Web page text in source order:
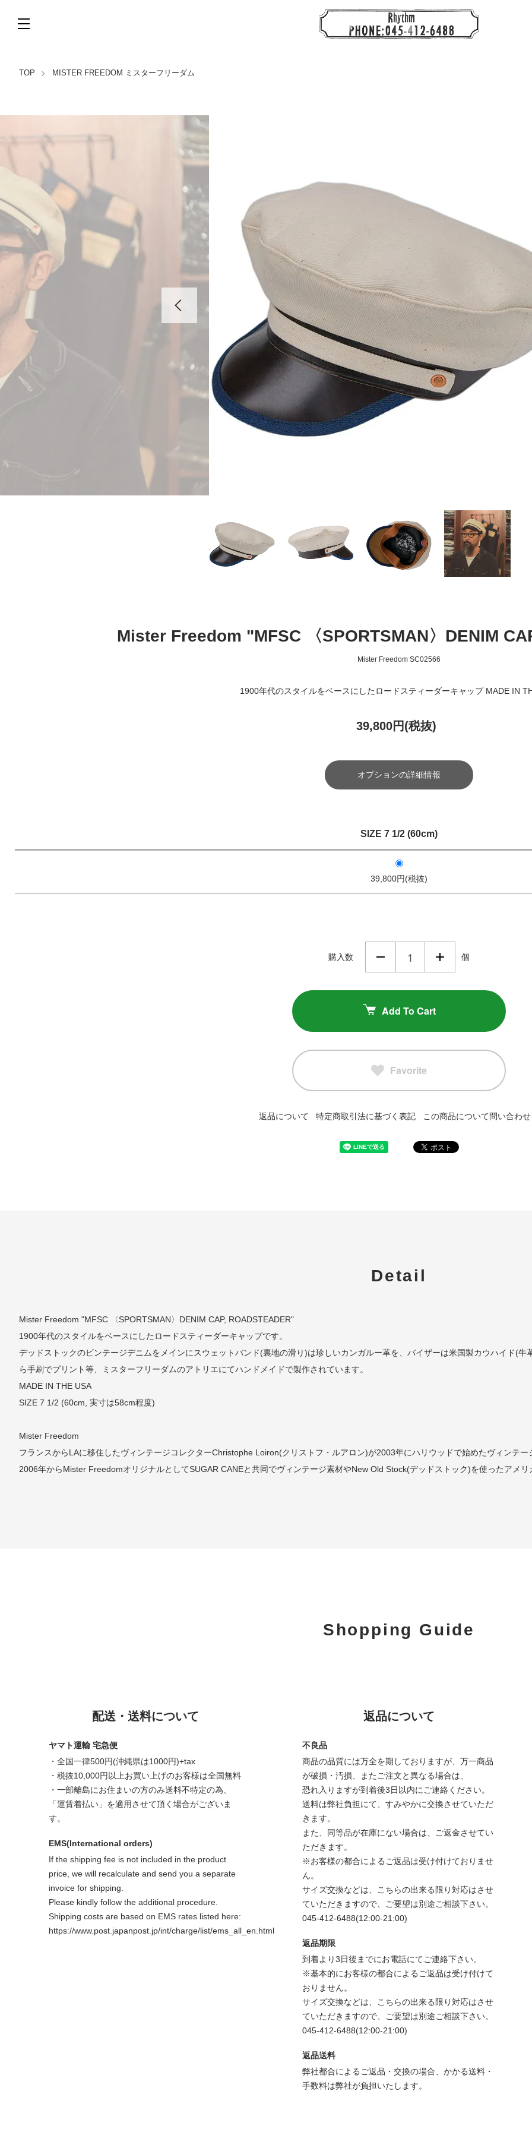
TOP MISTER FREEDOM ミスターフリーダム
Mister Freedom "MFSC 〈SPORTSMAN〉DENIM
Mister Freedom SC02566
1900年代のスタイルをベースにしたロードスティーダーキャップ MADE IN
39,800円(税抜)
オプションの詳細情報
SIZE 7 1/2 (60cm)
39,800円(税抜)
購入数 個
Add To Cart
Favorite
返品について 特定商取引法に基づく表記 この商品について問い合わ
Detail
Mister Freedom "MFSC 〈SPORTSMAN〉DENIM CAP, ROADSTEADER"
1900年代のスタイルをベースにしたロードスティーダーキャップです。
デッドストックのビンテージデニムをメインにスウェットバンド(裏地の滑り)は珍しいカンガルー革を、バイザーは米国製カウハイド(
ら手刷でプリント等、ミスターフリーダムのアトリエにてハンドメイドで製作されています。
MADE IN THE USA
SIZE 7 1/2 (60cm, 実寸は58cm程度)
Mister Freedom
フランスからLAに移住したヴィンテージコレクターChristophe Loiron(クリストフ・ルアロン)が2003年にハリウッドで始めたヴィンテ
2006年からMister FreedomオリジナルとしてSUGAR CANEと共同でヴィンテージ素材やNew Old Stock(デッドストック)を使ったアメ
Shopping Guide
配送・送料について
ヤマト運輸 宅急便
・全国一律500円(沖縄県は1000円)+tax
・税抜10,000円以上お買い上げのお客様は全国無料
・一部離島にお住まいの方のみ送料不特定の為、
「運賃着払い」を適用させて頂く場合がございま
す。
EMS(International orders)
If the shipping fee is not included in the product
price, we will recalculate and send you a separate
invoice for shipping.
Please kindly follow the additional procedure.
Shipping costs are based on EMS rates listed here:
https://www.post.japanpost.jp/int/charge/list/ems_all_en.html
返品について
不良品
商品の品質には万全を期しておりますが、万一商品
が破損・汚損、またご注文と異なる場合は、
恐れ入りますが到着後3日以内にご連絡ください。
送料は弊社負担にて、すみやかに交換させていただ
きます。
また、同等品が在庫にない場合は、ご返金させてい
ただきます。
※お客様の都合によるご返品は受け付けておりませ
ん。
サイズ交換などは、こちらの出来る限り対応はさせ
ていただきますので、ご要望は別途ご相談下さい。
045-412-6488(12:00-21:00)
返品期限
到着より3日後までにお電話にてご連絡下さい。
※基本的にお客様の都合によるご返品は受け付けて
おりません。
サイズ交換などは、こちらの出来る限り対応はさせ
ていただきますので、ご要望は別途ご相談下さい。
045-412-6488(12:00-21:00)
返品送料
弊社都合によるご返品・交換の場合、かかる送料・
手数料は弊社が負担いたします。